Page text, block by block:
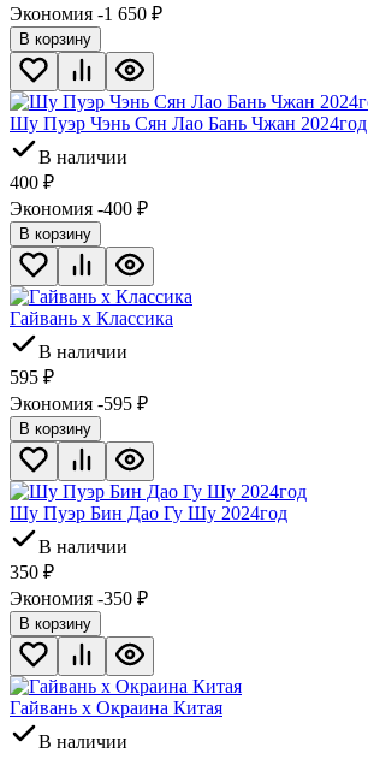
Экономия -1 650 ₽
В корзину
Шу Пуэр Чэнь Сян Лао Бань Чжан 2024год
В наличии
400 ₽
Экономия -400 ₽
В корзину
Гайвань х Классика
В наличии
595 ₽
Экономия -595 ₽
В корзину
Шу Пуэр Бин Дао Гу Шу 2024год
В наличии
350 ₽
Экономия -350 ₽
В корзину
Гайвань х Окраина Китая
В наличии